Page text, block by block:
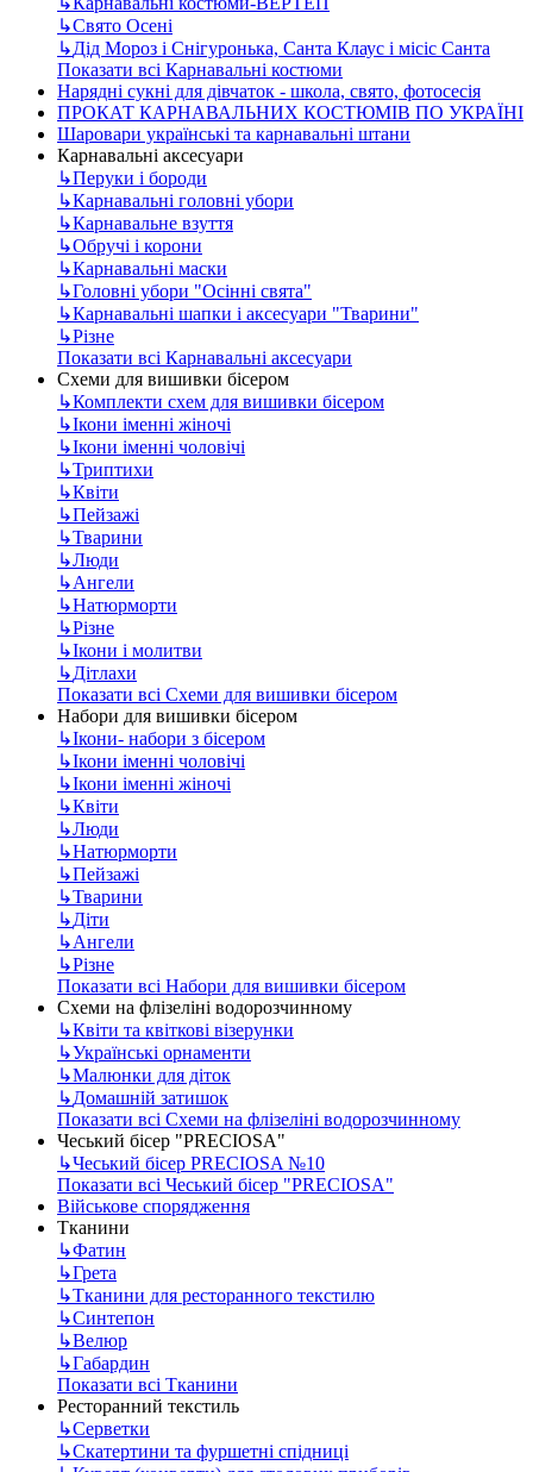
↳Свято Осені
↳Дід Мороз і Снігуронька, Санта Клаус і місіс Санта
Показати всі Карнавальні костюми
Нарядні сукні для дівчаток - школа, свято, фотосесія
ПРОКАТ КАРНАВАЛЬНИХ КОСТЮМІВ ПО УКРАЇНІ
Шаровари українські та карнавальні штани
Карнавальні аксесуари
↳Перуки і бороди
↳Карнавальні головні убори
↳Карнавальне взуття
↳Обручі і корони
↳Карнавальні маски
↳Головні убори "Осінні свята"
↳Карнавальні шапки і аксесуари "Тварини"
↳Різне
Показати всі Карнавальні аксесуари
Схеми для вишивки бісером
↳Комплекти схем для вишивки бісером
↳Ікони іменні жіночі
↳Ікони іменні чоловічі
↳Триптихи
↳Квіти
↳Пейзажі
↳Тварини
↳Люди
↳Ангели
↳Натюрморти
↳Різне
↳Ікони і молитви
↳Дітлахи
Показати всі Схеми для вишивки бісером
Набори для вишивки бісером
↳Ікони- набори з бісером
↳Ікони іменні чоловічі
↳Ікони іменні жіночі
↳Квіти
↳Люди
↳Натюрморти
↳Пейзажі
↳Тварини
↳Діти
↳Ангели
↳Різне
Показати всі Набори для вишивки бісером
Схеми на флізеліні водорозчинному
↳Квіти та квіткові візерунки
↳Українські орнаменти
↳Малюнки для діток
↳Домашній затишок
Показати всі Схеми на флізеліні водорозчинному
Чеський бісер "PRECIOSA"
↳Чеський бісер PRECIOSA №10
Показати всі Чеський бісер "PRECIOSA"
Військове спорядження
Тканини
↳Фатин
↳Грета
↳Тканини для ресторанного текстилю
↳Синтепон
↳Велюр
↳Габардин
Показати всі Тканини
Ресторанний текстиль
↳Серветки
↳Скатертини та фуршетні спідниці